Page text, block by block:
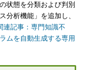
状態を分類および判別
分析機能」を追加し、
連記事：専門知識不
ムを自動生成する専用